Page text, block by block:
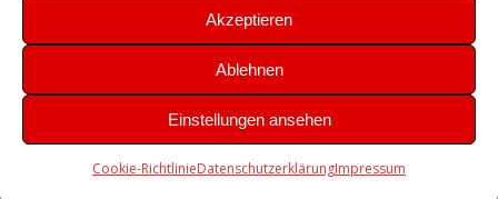
Akzeptieren
Ablehnen
Einstellungen ansehen
Cookie-RichtlinieDatenschutzerklärungImpressum
Theme